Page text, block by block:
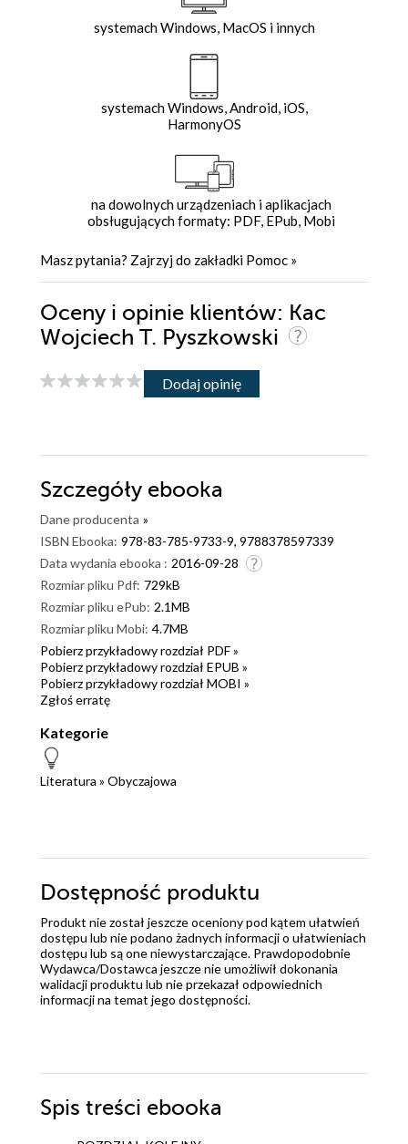
systemach Windows, MacOS i innych
systemach Windows, Android, iOS,
HarmonyOS
na dowolnych urządzeniach i aplikacjach
obsługujących formaty: PDF, EPub, Mobi
Masz pytania? Zajrzyj do zakładki Pomoc »
Oceny i opinie klientów: Kac
Wojciech T. Pyszkowski
Dodaj opinię
Szczegóły ebooka
Dane producenta »
ISBN Ebooka: 978-83-785-9733-9, 9788378597339
Data wydania ebooka : 2016-09-28
Rozmiar pliku Pdf: 729kB
Rozmiar pliku ePub: 2.1MB
Rozmiar pliku Mobi: 4.7MB
Pobierz przykładowy rozdział PDF »
Pobierz przykładowy rozdział EPUB »
Pobierz przykładowy rozdział MOBI »
Zgłoś erratę
Kategorie
Literatura » Obyczajowa
Dostępność produktu
Produkt nie został jeszcze oceniony pod kątem ułatwień
dostępu lub nie podano żadnych informacji o ułatwieniach
dostępu lub są one niewystarczające. Prawdopodobnie
Wydawca/Dostawca jeszcze nie umożliwił dokonania
walidacji produktu lub nie przekazał odpowiednich
informacji na temat jego dostępności.
Spis treści ebooka